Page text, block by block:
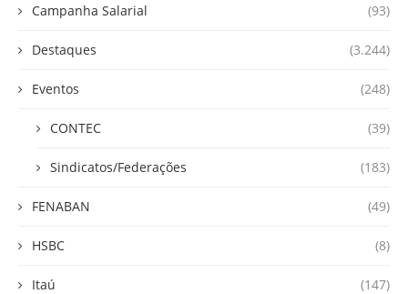
Campanha Salarial (93)
Destaques (3.244)
Eventos (248)
CONTEC (39)
Sindicatos/Federações (183)
FENABAN (49)
HSBC (8)
Itaú (147)